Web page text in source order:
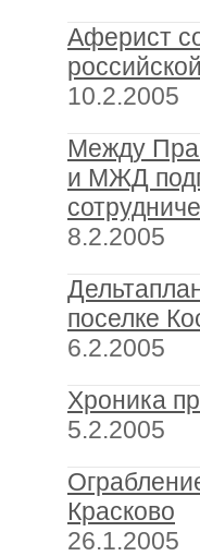
Аферист
10.2.2005
Между
и МЖД
8.2.2005
поселке
6.2.2005
Хроника
5.2.2005
Красково
26.1.2005